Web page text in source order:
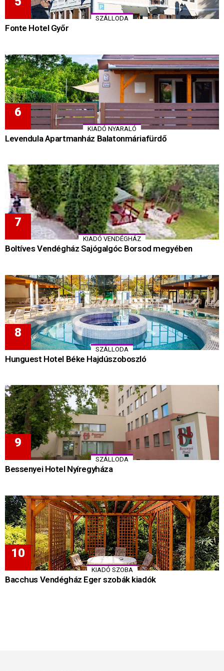
SZÁLLODA
Fonte Hotel Győr
KIADÓ NYARALÓ
Levendula Apartmanház Balatonmáriafürdő
KIADÓ VENDÉGHÁZ
Boltíves Vendégház Sajógalgóc Borsod megyében
SZÁLLODA
Hunguest Hotel Béke Hajdúszoboszló
SZÁLLODA
Bessenyei Hotel Nyíregyháza
KIADÓ SZOBA
Bacchus Vendégház Eger szobák kiadók